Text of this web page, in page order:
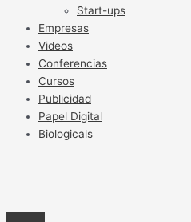
Start-ups
Empresas
Videos
Conferencias
Cursos
Publicidad
Papel Digital
Biologicals